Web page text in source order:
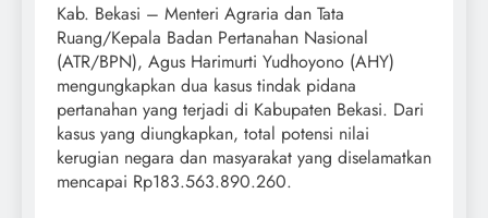
Kab. Bekasi – Menteri Agraria dan Tata
Ruang/Kepala Badan Pertanahan Nasional
(ATR/BPN), Agus Harimurti Yudhoyono (AHY)
mengungkapkan dua kasus tindak pidana
pertanahan yang terjadi di Kabupaten Bekasi. Dari
kasus yang diungkapkan, total potensi nilai
kerugian negara dan masyarakat yang diselamatkan
mencapai Rp183.563.890.260.